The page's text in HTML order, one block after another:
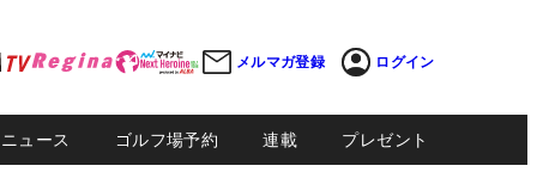
メルマガ登録 ログイン
ュース ゴルフ場予約 連載 プレゼント